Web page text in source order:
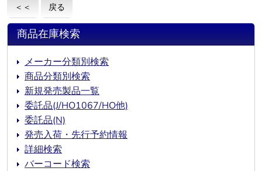
＜＜ 戻る
商品在庫検索
メーカー分類別検索
商品分類別検索
新規発売製品一覧
委託品(J/HO1067/HO他)
委託品(N)
発売入荷・先行予約情報
詳細検索
バーコード検索